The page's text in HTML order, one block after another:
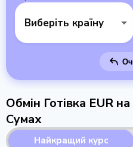
Виберіть країну
Обмін Готівка EUR
Сумах
Найкращий курс